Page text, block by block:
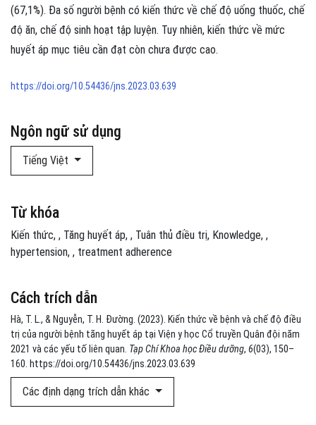
Ngôn ngữ sử dụng
Tiếng Việt
Cách trích dẫn
Hà, T. L., & Nguyễn, T. H. Đường. (2023). Kiến thức về bệnh và chế độ điều
trị của người bệnh tăng huyết áp tại Viện y học Cổ truyền Quân đội năm
2021 và các yếu tố liên quan. Tạp Chí Khoa học Điều dưỡng, 6(03), 150–
160. https://doi.org/10.54436/jns.2023.03.639
Các định dạng trích dẫn khác
(67,1%). Đa số người bệnh có kiến thức về chế độ uống thuốc, chế
độ ăn, chế độ sinh hoạt tập luyện. Tuy nhiên, kiến thức về mức
huyết áp mục tiêu cần đạt còn chưa được cao.
https://doi.org/10.54436/jns.2023.03.639
Từ khóa
Kiến thức , Tăng huyết áp , Tuân thủ điều trị Knowledge ,
hypertension , treatment adherence